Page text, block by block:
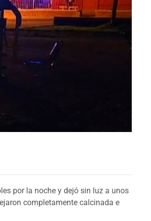
por la noche y dejó sin luz a unos
completamente calcinada e